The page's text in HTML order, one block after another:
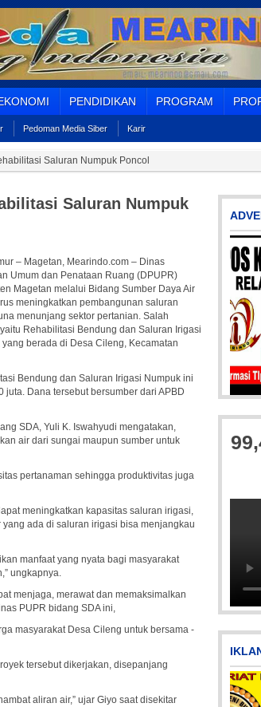
PENDIDIKAN PROGRAM
Pedoman Media Siber Karir
Saluran Numpuk Poncol
Saluran Numpuk
– Magetan, Mearindo.com – Dinas
Umum dan Penataan Ruang (DPUPR)
Magetan melalui Bidang Sumber Daya Air
meningkatkan pembangunan saluran
menunjang sektor pertanian. Salah
Rehabilitasi Bendung dan Saluran Irigasi
yang berada di Desa Cileng, Kecamatan
Bendung dan Saluran Irigasi Numpuk ini
Dana tersebut bersumber dari APBD
SDA, Yuli K. Iswahyudi mengatakan,
air dari sungai maupun sumber untuk
pertanaman sehingga produktivitas juga
meningkatkan kapasitas saluran irigasi,
ada di saluran irigasi bisa menjangkau
manfaat yang nyata bagi masyarakat
ungkapnya.
menjaga, merawat dan memaksimalkan
PUPR bidang SDA ini,
masyarakat Desa Cileng untuk bersama -
tersebut dikerjakan, disepanjang
aliran air,” ujar Giyo saat disekitar
IMG-20170928-WA0071